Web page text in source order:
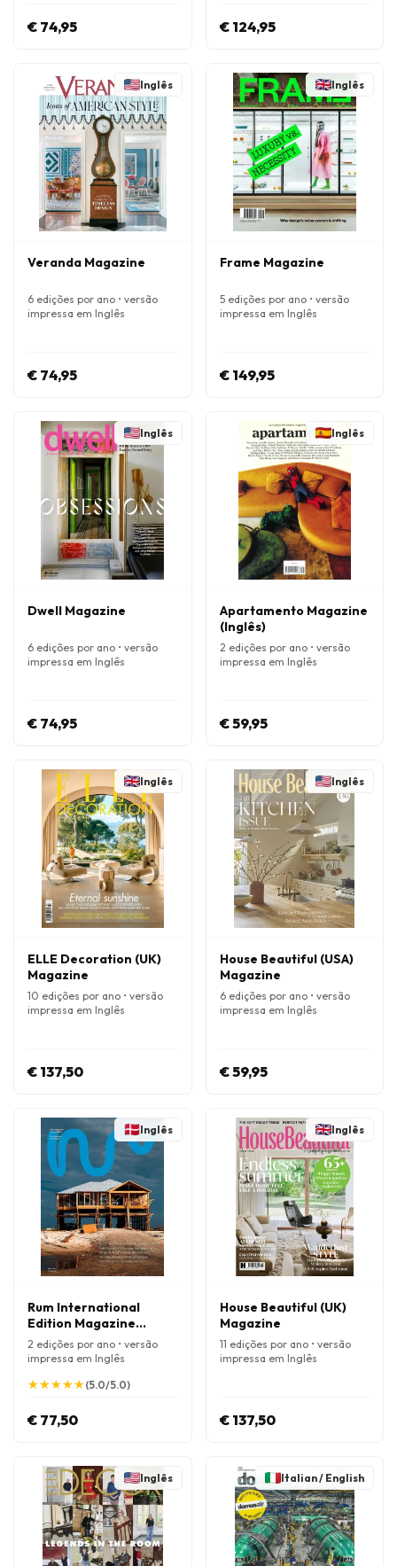
€ 74,95 € 124,95
Inglês
Veranda Magazine
6 edições por ano • versão
impressa em Inglês
€ 74,95
Inglês
Frame Magazine
5 edições por ano • versão
impressa em Inglês
€ 149,95
Inglês
Dwell Magazine
6 edições por ano • versão
impressa em Inglês
€ 74,95
Inglês
Apartamento Magazine
(Inglês)
2 edições por ano • versão
impressa em Inglês
€ 59,95
Inglês
ELLE Decoration (UK)
Magazine
10 edições por ano • versão
impressa em Inglês
€ 137,50
Inglês
House Beautiful (USA)
Magazine
6 edições por ano • versão
impressa em Inglês
€ 59,95
Inglês
Rum International
Edition Magazine
(Inglês)
2 edições por ano • versão
impressa em Inglês
★
★★
★★
★★
★★
★(5.0/5.0)
€ 77,50
Inglês
House Beautiful (UK)
Magazine
11 edições por ano • versão
impressa em Inglês
€ 137,50
Inglês Italian / English